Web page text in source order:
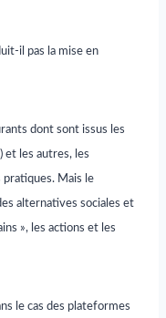
il pas la mise en
dont sont issus les
et les autres, les
Mais le
alternatives sociales et
», les actions et les
le cas des plateformes